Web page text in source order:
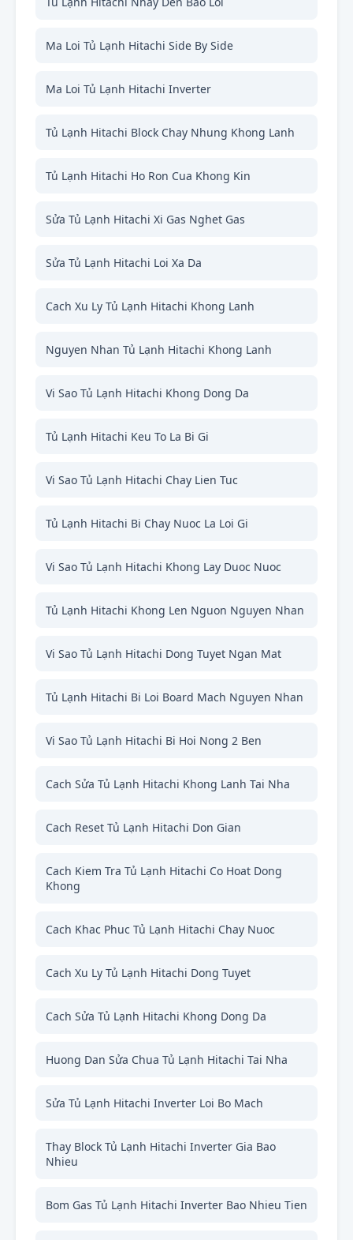
Ma Loi Tủ Lạnh Hitachi Side By Side
Ma Loi Tủ Lạnh Hitachi Inverter
Tủ Lạnh Hitachi Block Chay Nhung Khong Lanh
Tủ Lạnh Hitachi Ho Ron Cua Khong Kin
Sửa Tủ Lạnh Hitachi Xi Gas Nghet Gas
Sửa Tủ Lạnh Hitachi Loi Xa Da
Cach Xu Ly Tủ Lạnh Hitachi Khong Lanh
Nguyen Nhan Tủ Lạnh Hitachi Khong Lanh
Vi Sao Tủ Lạnh Hitachi Khong Dong Da
Tủ Lạnh Hitachi Keu To La Bi Gi
Vi Sao Tủ Lạnh Hitachi Chay Lien Tuc
Tủ Lạnh Hitachi Bi Chay Nuoc La Loi Gi
Vi Sao Tủ Lạnh Hitachi Khong Lay Duoc Nuoc
Tủ Lạnh Hitachi Khong Len Nguon Nguyen Nhan
Vi Sao Tủ Lạnh Hitachi Dong Tuyet Ngan Mat
Tủ Lạnh Hitachi Bi Loi Board Mach Nguyen Nhan
Vi Sao Tủ Lạnh Hitachi Bi Hoi Nong 2 Ben
Cach Sửa Tủ Lạnh Hitachi Khong Lanh Tai Nha
Cach Reset Tủ Lạnh Hitachi Don Gian
Cach Kiem Tra Tủ Lạnh Hitachi Co Hoat Dong
Khong
Cach Khac Phuc Tủ Lạnh Hitachi Chay Nuoc
Cach Xu Ly Tủ Lạnh Hitachi Dong Tuyet
Cach Sửa Tủ Lạnh Hitachi Khong Dong Da
Huong Dan Sửa Chua Tủ Lạnh Hitachi Tai Nha
Sửa Tủ Lạnh Hitachi Inverter Loi Bo Mach
Thay Block Tủ Lạnh Hitachi Inverter Gia Bao
Nhieu
Bom Gas Tủ Lạnh Hitachi Inverter Bao Nhieu Tien